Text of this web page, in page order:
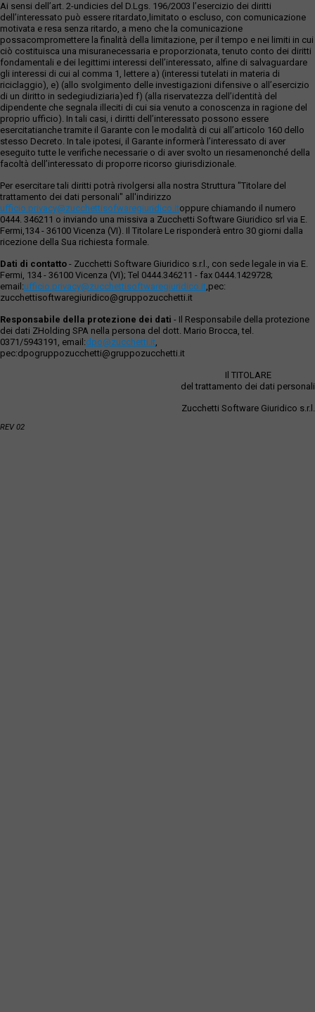
Ai sensi dell’art. 2-undicies del D.Lgs. 196/2003 l’esercizio dei diritti
dell’interessato può essere ritardato,limitato o escluso, con comunicazione
motivata e resa senza ritardo, a meno che la comunicazione
possacompromettere la finalità della limitazione, per il tempo e nei limiti in cui
ciò costituisca una misuranecessaria e proporzionata, tenuto conto dei diritti
fondamentali e dei legittimi interessi dell’interessato, alfine di salvaguardare
gli interessi di cui al comma 1, lettere a) (interessi tutelati in materia di
riciclaggio), e) (allo svolgimento delle investigazioni difensive o all’esercizio
di un diritto in sedegiudiziaria)ed f) (alla riservatezza dell’identità del
dipendente che segnala illeciti di cui sia venuto a conoscenza in ragione del
proprio ufficio). In tali casi, i diritti dell’interessato possono essere
esercitatianche tramite il Garante con le modalità di cui all’articolo 160 dello
stesso Decreto. In tale ipotesi, il Garante informerà l’interessato di aver
eseguito tutte le verifiche necessarie o di aver svolto un riesamenonché della
facoltà dell’interessato di proporre ricorso giurisdizionale.
Per esercitare tali diritti potrà rivolgersi alla nostra Struttura "Titolare del
trattamento dei dati personali" all'indirizzo
ufficio.privacy@zucchettisofwaregiuridico.itoppure chiamando il numero
0444. 346211 o inviando una missiva a Zucchetti Software Giuridico srl via E.
Fermi,134 - 36100 Vicenza (VI). Il Titolare Le risponderà entro 30 giorni dalla
ricezione della Sua richiesta formale.
Dati di contatto - Zucchetti Software Giuridico s.r.l., con sede legale in via E.
Fermi, 134 - 36100 Vicenza (VI); Tel 0444.346211 - fax 0444.1429728;
email:ufficio.privacy@zucchettisoftwaregiuridico.it,pec:
zucchettisoftwaregiuridico@gruppozucchetti.it
Responsabile della protezione dei dati - Il Responsabile della protezione
dei dati ZHolding SPA nella persona del dott. Mario Brocca, tel.
0371/5943191, email:dpo@zucchetti.it,
pec:dpogruppozucchetti@gruppozucchetti.it
Il TITOLARE
del trattamento dei dati personali
Zucchetti Software Giuridico s.r.l.
REV 02